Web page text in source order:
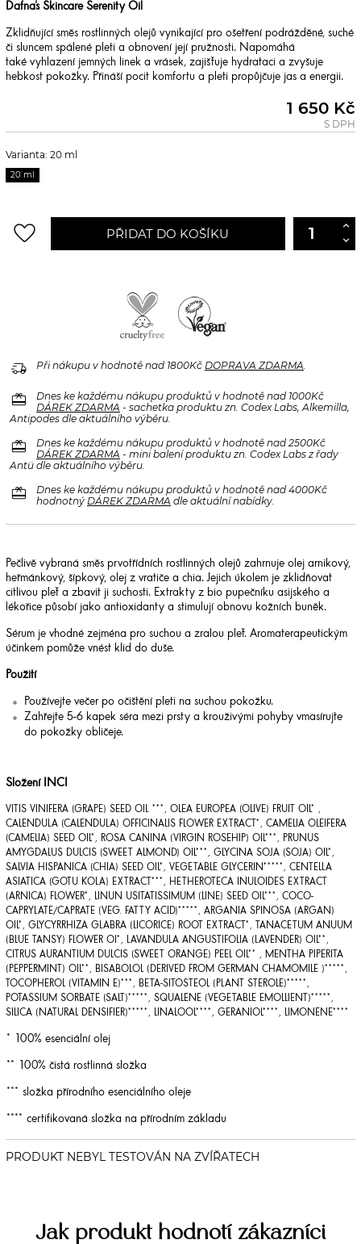
Dafna's Skincare Serenity Oil
Zklidňující směs rostlinných olejů vynikající pro ošetření podrážděné, suché
či sluncem spálené pleti a obnovení její pružnosti. Napomáhá
také vyhlazení jemných linek a vrásek, zajišťuje hydrataci a zvyšuje
hebkost pokožky. Přináší pocit komfortu a pleti propůjčuje jas a energii.
1 650 Kč
S DPH
Varianta: 20 ml
20 ml
favorite_border PŘIDAT DO KOŠÍKU
delivery_truck_speed Při nákupu v hodnotě nad 1800Kč DOPRAVA ZDARMA
redeem
Dnes ke každému nákupu produktů v hodnotě nad 1000Kč
DÁREK ZDARMA - sachetka produktu zn. Codex Labs, Alkemilla,
Antipodes dle aktuálního výběru.
redeem
Dnes ke každému nákupu produktů v hodnotě nad 2500Kč
DÁREK ZDARMA - mini balení produktu zn. Codex Labs z řady
Antü dle aktuálního výběru.
redeem
Dnes ke každému nákupu produktů v hodnotě nad 4000Kč
hodnotný DÁREK ZDARMA dle aktuální nabídky.
Pečlivě vybraná směs prvotřídních rostlinných olejů zahrnuje olej arnikový,
heřmánkový, šípkový, olej z vratiče a chia. Jejich úkolem je zklidňovat
citlivou pleť a zbavit ji suchosti. Extrakty z bio pupečníku asijského a
lékořice působí jako antioxidanty a stimulují obnovu kožních buněk.
Sérum je vhodné zejména pro suchou a zralou pleť. Aromaterapeutickým
účinkem pomůže vnést klid do duše.
Použití
Používejte večer po očištění pleti na suchou pokožku.
Zahřejte 5-6 kapek séra mezi prsty a krouživými pohyby vmasírujte
do pokožky obličeje.
Složení INCI
VITIS VINIFERA (GRAPE) SEED OIL ***, OLEA EUROPEA (OLIVE) FRUIT OIL* ,
CALENDULA (CALENDULA) OFFICINALIS FLOWER EXTRACT*, CAMELIA OLEIFERA
(CAMELIA) SEED OIL*, ROSA CANINA (VIRGIN ROSEHIP) OIL***, PRUNUS
AMYGDALUS DULCIS (SWEET ALMOND) OIL***, GLYCINA SOJA (SOJA) OIL*,
SALVIA HISPANICA (CHIA) SEED OIL*, VEGETABLE GLYCERIN*****, CENTELLA
ASIATICA (GOTU KOLA) EXTRACT***, HETHEROTECA INULOIDES EXTRACT
(ARNICA) FLOWER*, LINUN USITATISSIMUM (LINE) SEED OIL***, COCO-
CAPRYLATE/CAPRATE (VEG. FATTY ACID)*****, ARGANIA SPINOSA (ARGAN)
OIL*, GLYCYRRHIZA GLABRA (LICORICE) ROOT EXTRACT*, TANACETUM ANUUM
(BLUE TANSY) FLOWER OI*, LAVANDULA ANGUSTIFOLIA (LAVENDER) OIL**,
CITRUS AURANTIUM DULCIS (SWEET ORANGE) PEEL OIL** , MENTHA PIPERITA
(PEPPERMINT) OIL**, BISABOLOL (DERIVED FROM GERMAN CHAMOMILE )*****,
TOCOPHEROL (VITAMIN E)***, BETA-SITOSTEOL (PLANT STEROLE)*****,
POTASSIUM SORBATE (SALT)*****, SQUALENE (VEGETABLE EMOLLIENT)*****,
SILICA (NATURAL DENSIFIER)*****, LINALOOL****, GERANIOL****, LIMONENE****
* 100% esenciální olej
** 100% čistá rostlinná složka
*** složka přírodního esenciálního oleje
**** certifikovaná složka na přírodním základu
Jak produkt hodnotí zákazníci